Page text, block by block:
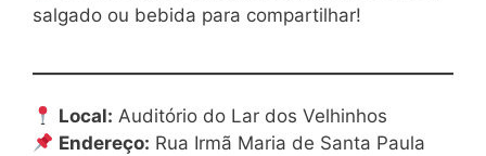
salgado ou bebida para compartilhar!
Local: Auditório do Lar dos Velhinhos
Endereço: Rua Irmã Maria de Santa Paula